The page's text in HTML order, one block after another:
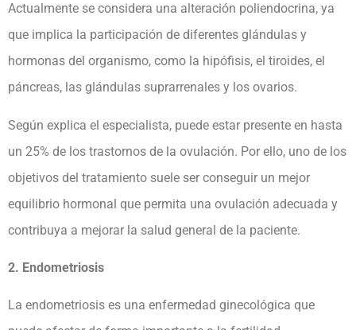
Actualmente se considera una alteración poliendocrina, ya
que implica la participación de diferentes glándulas y
hormonas del organismo, como la hipófisis, el tiroides, el
páncreas, las glándulas suprarrenales y los ovarios.
Según explica el especialista, puede estar presente en hasta
un 25% de los trastornos de la ovulación. Por ello, uno de los
objetivos del tratamiento suele ser conseguir un mejor
equilibrio hormonal que permita una ovulación adecuada y
contribuya a mejorar la salud general de la paciente.
2. Endometriosis
La endometriosis es una enfermedad ginecológica que